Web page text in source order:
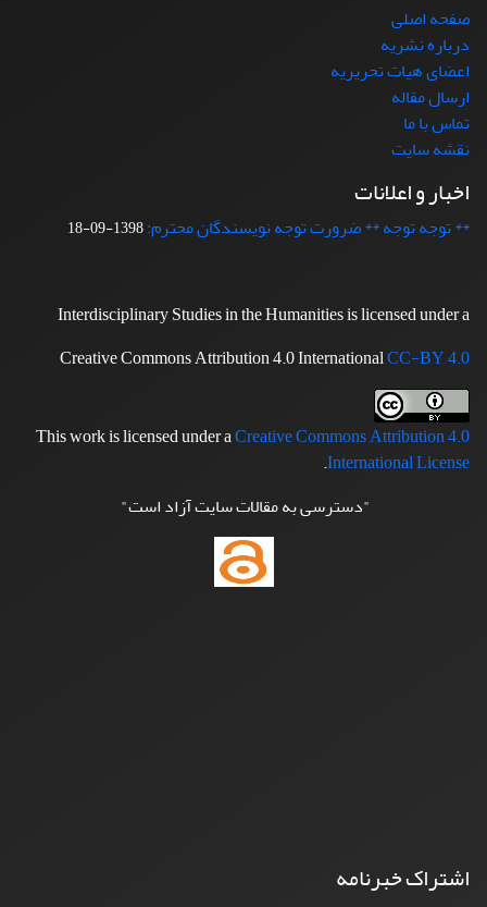
صفحه اصلی
درباره نشریه
اعضای هیات تحریریه
ارسال مقاله
تماس با ما
نقشه سایت
اخبار و اعلانات
** توجه توجه ** ضرورت توجه نویسندگان محترم:1398-09-18
Interdisciplinary Studies in the Humanities is licensed under a
Creative Commons Attribution 4.0 InternationalCC-BY 4.0
This work is licensed under aCreative Commons Attribution 4.0
International License
.
"دسترسی به مقالات سایت آزاد است"
اشتراک خبرنامه